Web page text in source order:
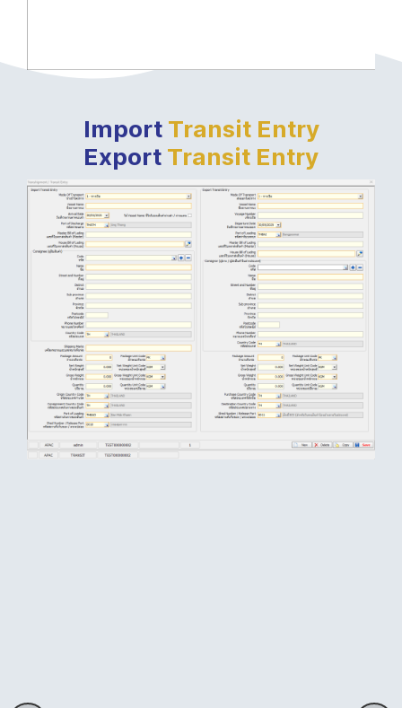
ImportTransit Entry
Export Transit Entry